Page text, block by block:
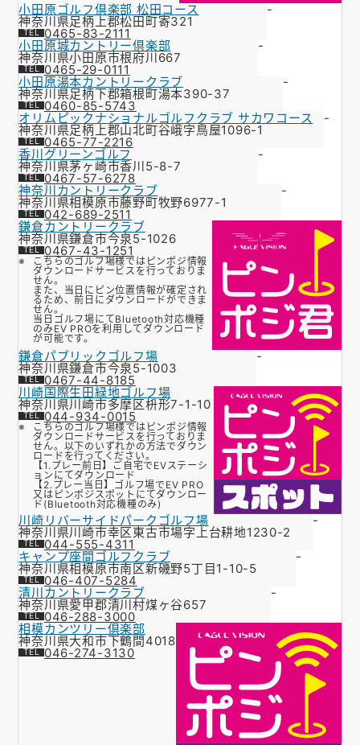
小田原ゴルフ倶楽部 松田コース
神奈川県足柄上郡松田町寄321
0465-83-2111
-
小田原城カントリー倶楽部
神奈川県小田原市根府川667
0465-29-0111
-
小田原湯本カントリークラブ
神奈川県足柄下郡箱根町湯本390-37
0460-85-5743
-
オリムピックナショナルゴルフクラブ サカワコース
神奈川県足柄上郡山北町谷峨字鳥屋1096-1
0465-77-2216
-
香川グリーンゴルフ
神奈川県茅ヶ崎市香川5-8-7
0467-57-6278
-
神奈川カントリークラブ
神奈川県相模原市藤野町牧野6977-1
042-689-2511
-
鎌倉カントリークラブ
神奈川県鎌倉市今泉5-1026
0467-43-1251
こちらのゴルフ場様ではピンポジ情報
ダウンロードサービスを行っておりま
せん。
また、当日にピン位置情報が確定され
るため、前日にダウンロードができま
せん。
当日ゴルフ場にてBluetooth対応機種
のみEV PROを利用してダウンロード
が可能です。
鎌倉パブリックゴルフ場
神奈川県鎌倉市今泉5-1003
0467-44-8185
-
川崎国際生田緑地ゴルフ場
神奈川県川崎市多摩区枡形7-1-10
044-934-0015
こちらのゴルフ場様ではピンポジ情報
ダウンロードサービスを行っておりま
せん。以下のいずれかの方法でダウン
ロードを行ってください。
【1.プレー前日】ご自宅でEVステーシ
ョンにてダウンロード
【2.プレー当日】ゴルフ場でEV PRO
又はピンポジスポットにてダウンロー
ド(Bluetooth対応機種のみ)
川崎リバーサイドパークゴルフ場
神奈川県川崎市幸区東古市場字上台耕地1230-2
044-555-4311
-
キャンプ座間ゴルフクラブ
神奈川県相模原市南区新磯野5丁目1-10-5
046-407-5284
-
清川カントリークラブ
神奈川県愛甲郡清川村煤ヶ谷657
046-288-3000
-
相模カンツリー倶楽部
神奈川県大和市下鶴間4018
046-274-3130